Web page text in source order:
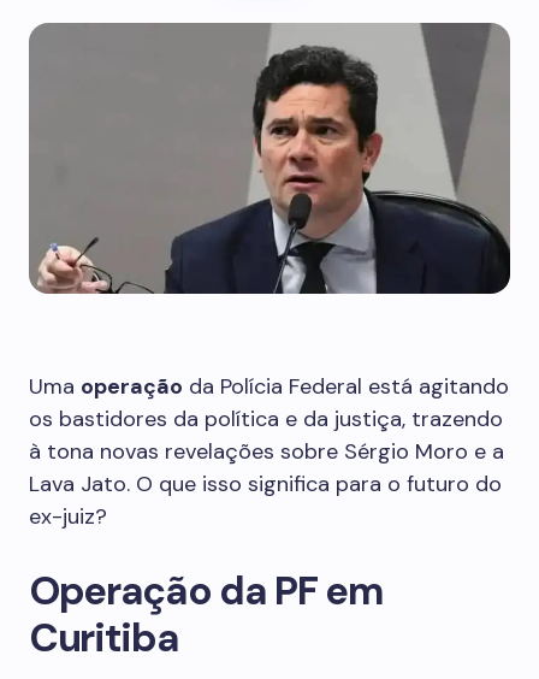
Uma operação da Polícia Federal está agitando
os bastidores da política e da justiça, trazendo
à tona novas revelações sobre Sérgio Moro e a
Lava Jato. O que isso significa para o futuro do
ex-juiz?
Operação da PF em
Curitiba